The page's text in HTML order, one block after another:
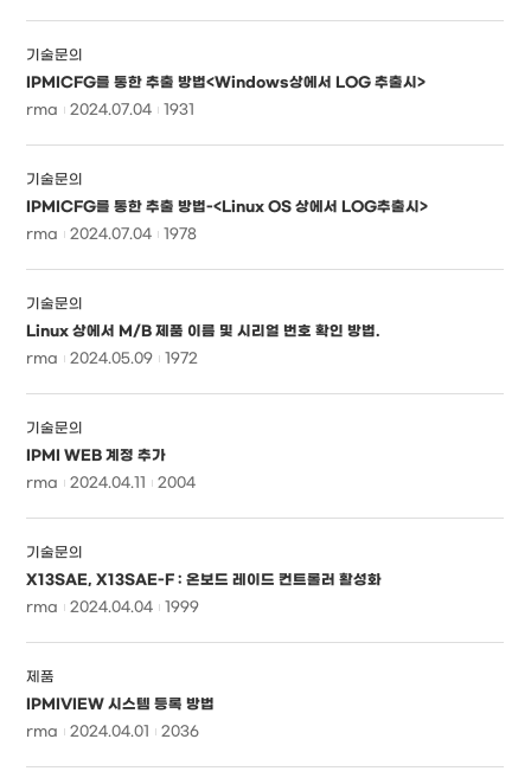
기술문의
IPMICFG를 통한 추출 방법<Windows상에서 LOG 추출시>
rma
2024.07.04 1931
기술문의
IPMICFG를 통한 추출 방법-<​Linux OS 상에서 LOG추출시>
rma
2024.07.04 1978
기술문의
Linux 상에서 M/B 제품 이름 및 시리얼 번호 확인 방법.
rma
2024.05.09 1972
기술문의
IPMI WEB 계정 추가
rma
2024.04.11 2004
기술문의
X13SAE, X13SAE-F : 온보드 레이드 컨트롤러 활성화
rma
2024.04.04 1999
제품
IPMIVIEW 시스템 등록 방법
rma
2024.04.01 2036